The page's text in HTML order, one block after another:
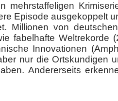
mehrstaffeligen
Episode ausgekoppelt
Millionen von
fabelhafte Weltrekorde
Innovationen
nur die Ortskundigen
Andererseits